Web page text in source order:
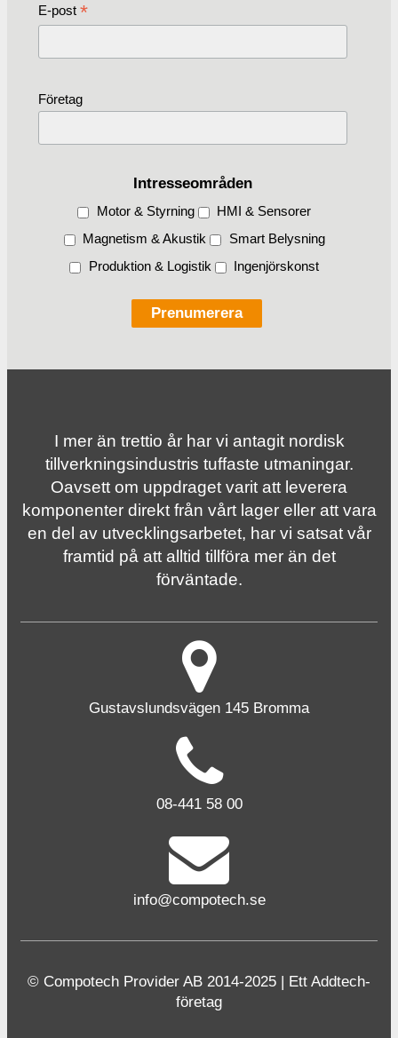
E-post *
Företag
Intresseområden
Motor & Styrning
HMI & Sensorer
Magnetism & Akustik
Smart Belysning
Produktion & Logistik
Ingenjörskonst
I mer än trettio år har vi antagit nordisk
tillverknings­industris tuffaste utmaningar.
Oavsett om uppdraget varit att leverera
komponenter direkt från vårt lager eller att vara
en del av utvecklingsarbetet, har vi satsat vår
framtid på att alltid tillföra mer än det
förväntade.
Gustavslundsvägen 145 Bromma
08-441 58 00
info@compotech.se
© Compotech Provider AB 2014-2025 | Ett Addtech-
företag